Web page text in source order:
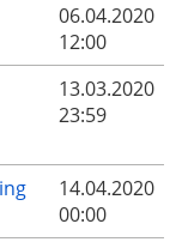
06.04.2020
12:00
13.03.2020
23:59
14.04.2020
00:00